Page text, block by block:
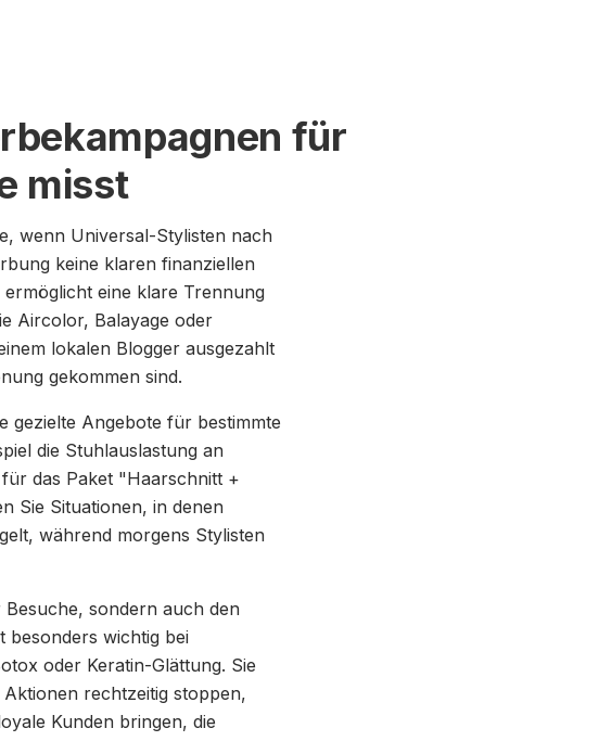
für
misst
wenn Universal-Stylisten nach
keine klaren finanziellen
eine klare Trennung
Aircolor, Balayage oder
lokalen Blogger ausgezahlt
gekommen sind.
gezielte Angebote für bestimmte
die Stuhlauslastung an
das Paket "Haarschnitt +
Sie Situationen, in denen
während morgens Stylisten
sondern auch den
besonders wichtig bei
oder Keratin-Glättung. Sie
rechtzeitig stoppen,
Kunden bringen, die